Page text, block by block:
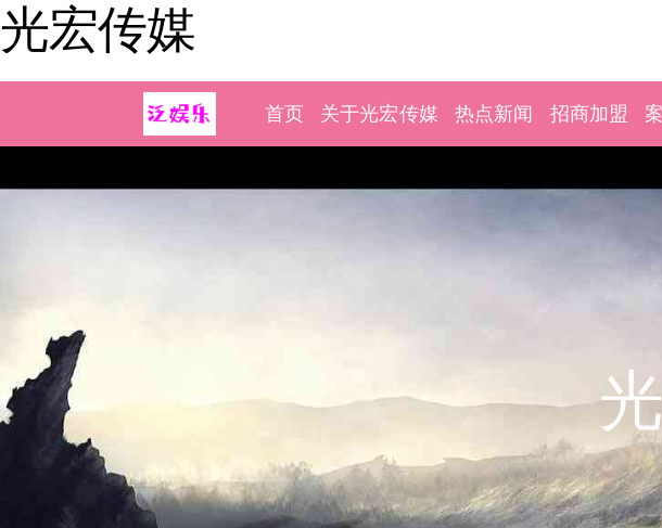
光宏传媒
首页 关于光宏传媒 热点新闻 招商加盟